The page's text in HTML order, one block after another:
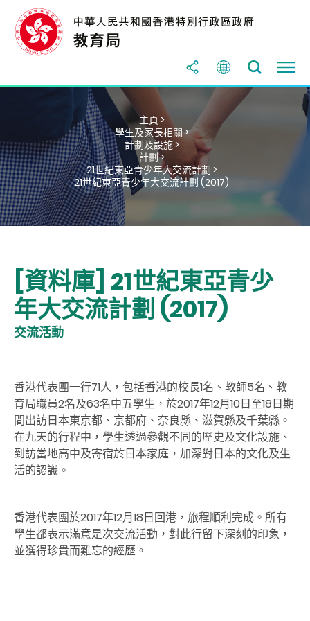
主頁 >
學生及家長相關 >
計劃及設施 >
計劃 >
21世紀東亞青少年大交流計劃 >
21世紀東亞青少年大交流計劃 (2017)
[資料庫] 21世紀東亞青少
年大交流計劃 (2017)
交流活動
香港代表團一行71人，包括香港的校長1名、教師5名、教
育局職員2名及63名中五學生，於2017年12月10日至18日期
間出訪日本東京都、京都府、奈良縣、滋賀縣及千葉縣。
在九天的行程中，學生透過參觀不同的歷史及文化設施、
到訪當地高中及寄宿於日本家庭，加深對日本的文化及生
活的認識。
香港代表團於2017年12月18日回港，旅程順利完成。所有
學生都表示滿意是次交流活動，對此行留下深刻的印象，
並獲得珍貴而難忘的經歷。